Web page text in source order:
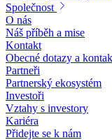
Společnost
O nás
Náš příběh a mise
Kontakt
Obecné dotazy a
Partneři
Partnerský ekosystém
Investoři
Vztahy s investory
Kariéra
Přidejte se k nám